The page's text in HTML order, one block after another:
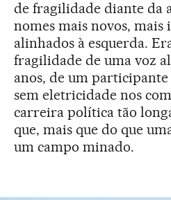
de fragilidade diante da
nomes mais novos, mais
alinhados à esquerda.
fragilidade de uma voz
anos, de um participante
sem eletricidade nos
carreira política tão
que, mais que do que
um campo minado.